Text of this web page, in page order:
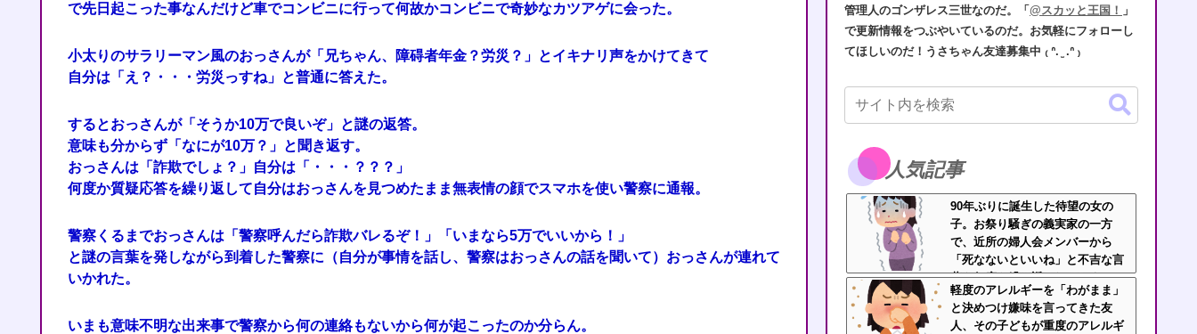
で先日起こった事なんだけど車でコンビニに行って何故かコンビニで奇妙なカツアゲに会った。
小太りのサラリーマン風のおっさんが「兄ちゃん、障碍者年金？労災？」とイキナリ声をかけてきて
自分は「え？・・・労災っすね」と普通に答えた。
するとおっさんが「そうか10万で良いぞ」と謎の返答。
意味も分からず「なにが10万？」と聞き返す。
おっさんは「詐欺でしょ？」自分は「・・・？？？」
何度か質疑応答を繰り返して自分はおっさんを見つめたまま無表情の顔でスマホを使い警察に通報。
警察くるまでおっさんは「警察呼んだら詐欺バレるぞ！」「いまなら5万でいいから！」
と謎の言葉を発しながら到着した警察に（自分が事情を話し、警察はおっさんの話を聞いて）おっさんが連れて
いかれた。
いまも意味不明な出来事で警察から何の連絡もないから何が起こったのか分らん。
管理人のゴンザレス三世なのだ。「@スカッと王国！ 」
で更新情報をつぶやいているのだ。お気軽にフォローし
てほしいのだ！うさちゃん友達募集中 ₍ ᐢ. ̫ .ᐢ ₎
人気記事
90年ぶりに誕生した待望の女の
子。お祭り騒ぎの義実家の一方
で、近所の婦人会メンバーから
「死なないといいね」と不吉な言
葉を何度も繰り返されてしま
う・・・
軽度のアレルギーを「わがまま」
と決めつけ嫌味を言ってきた友
人、その子どもが重度のアレルギ